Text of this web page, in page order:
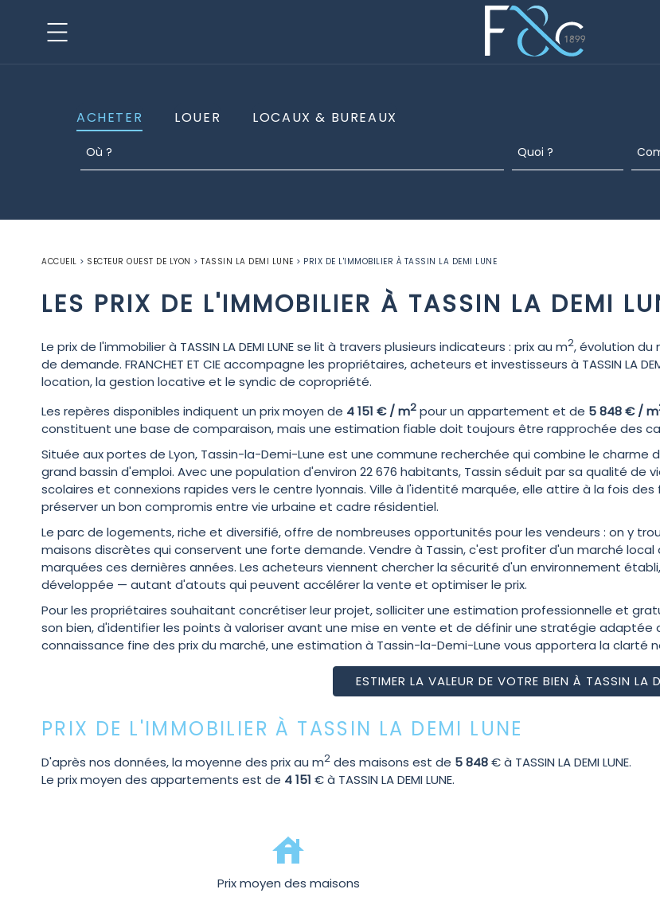
ACHETER LOUER LOCAUX & BUREAUX
ACCUEIL > SECTEUR OUEST DE LYON > TASSIN LA DEMI LUNE > PRIX DE L'IMMOBILIER À TASSIN LA DEMI LUNE
LES PRIX DE L'IMMOBILIER À TASSIN LA DEMI
Le prix de l'immobilier à TASSIN LA DEMI LUNE se lit à travers plusieurs indicateurs : prix au m2, évolution du
de demande. FRANCHET ET CIE accompagne les propriétaires, acheteurs et investisseurs à TASSIN LA
location, la gestion locative et le syndic de copropriété.
Les repères disponibles indiquent un prix moyen de 4 151 € / m2 pour un appartement et de 5 848 € / m
constituent une base de comparaison, mais une estimation fiable doit toujours être rapprochée des
Située aux portes de Lyon, Tassin-la-Demi-Lune est une commune recherchée qui combine le
grand bassin d'emploi. Avec une population d'environ 22 676 habitants, Tassin séduit par sa qualité
scolaires et connexions rapides vers le centre lyonnais. Ville à l'identité marquée, elle attire à la fois
préserver un bon compromis entre vie urbaine et cadre résidentiel.
Le parc de logements, riche et diversifié, offre de nombreuses opportunités pour les vendeurs : on y
maisons discrètes qui conservent une forte demande. Vendre à Tassin, c'est profiter d'un marché
marquées ces dernières années. Les acheteurs viennent chercher la sécurité d'un environnement
développée — autant d'atouts qui peuvent accélérer la vente et optimiser le prix.
Pour les propriétaires souhaitant concrétiser leur projet, solliciter une estimation professionnelle et
son bien, d'identifier les points à valoriser avant une mise en vente et de définir une stratégie adaptée
connaissance fine des prix du marché, une estimation à Tassin-la-Demi-Lune vous apportera la clarté
ESTIMER LA VALEUR DE VOTRE BIEN À TASSIN LA
PRIX DE L'IMMOBILIER À TASSIN LA DEMI LUNE
D'après nos données, la moyenne des prix au m2 des maisons est de 5 848€ à TASSIN LA DEMI LUNE.
Le prix moyen des appartements est de 4 151 € à TASSIN LA DEMI LUNE.
Prix moyen des maisons